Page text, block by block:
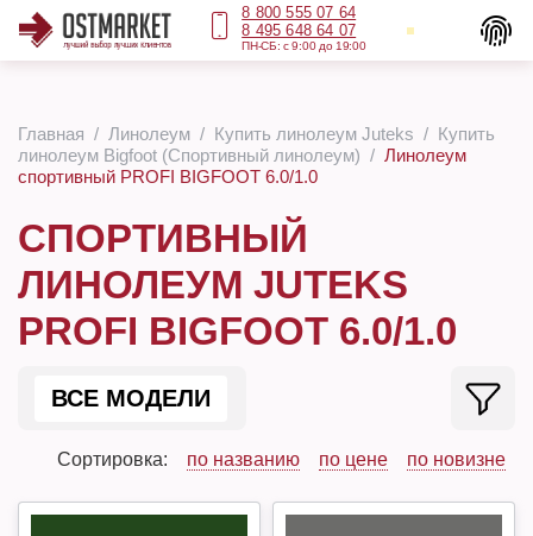
8 800 555 07 64
8 495 648 64 07
ПН-СБ: с 9:00 до 19:00
Главная Линолеум Купить линолеум Juteks
Купить
линолеум Bigfoot (Спортивный линолеум)
Линолеум
спортивный PROFI BIGFOOT 6.0/1.0
СПОРТИВНЫЙ
ЛИНОЛЕУМ JUTEKS
PROFI BIGFOOT 6.0/1.0
ВСЕ МОДЕЛИ
Сортировка: по названию по цене по новизне